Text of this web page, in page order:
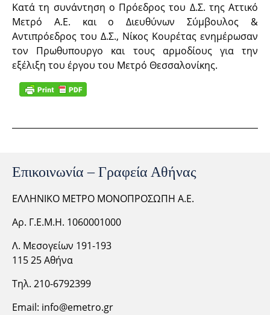
Κατά τη συνάντηση ο Πρόεδρος του Δ.Σ. της Αττικό
Μετρό Α.Ε. και ο Διευθύνων Σύμβουλος &
Αντιπρόεδρος του Δ.Σ., Νίκος Κουρέτας ενημέρωσαν
τον Πρωθυπουργο και τους αρμοδίους για την
εξέλιξη του έργου του Μετρό Θεσσαλονίκης.
Επικοινωνία – Γραφεία Αθήνας
ΕΛΛΗΝΙΚΟ ΜΕΤΡΟ ΜΟΝΟΠΡΟΣΩΠΗ Α.Ε.
Αρ. Γ.Ε.Μ.Η. 1060001000
Λ. Μεσογείων 191-193
115 25 Αθήνα
Τηλ. 210-6792399
Email: info@emetro.gr